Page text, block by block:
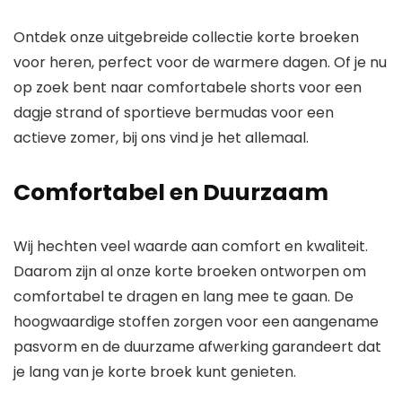
Ontdek onze uitgebreide collectie korte broeken
voor heren, perfect voor de warmere dagen. Of je nu
op zoek bent naar comfortabele shorts voor een
dagje strand of sportieve bermudas voor een
actieve zomer, bij ons vind je het allemaal.
Comfortabel en Duurzaam
Wij hechten veel waarde aan comfort en kwaliteit.
Daarom zijn al onze korte broeken ontworpen om
comfortabel te dragen en lang mee te gaan. De
hoogwaardige stoffen zorgen voor een aangename
pasvorm en de duurzame afwerking garandeert dat
je lang van je korte broek kunt genieten.